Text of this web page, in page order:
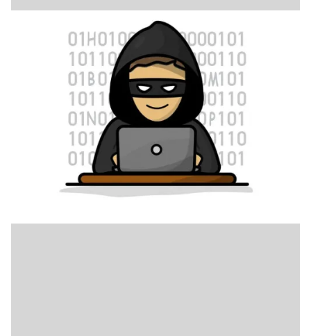
Cyber Tip van uw Cyberambassadeur
In een wereld die steeds digitaler wordt willen we graag met
iedereen verbonden zijn. Een mailtje naar een kennis, een
whatsappje naar familie of berichten lezen op internet. Maar dat
gaat niet altijd goed. Digitale criminaliteit, oftewel cybercrime,
komt steeds vaker voor. De enorme vooruitgang met AI maakt
het voor ons nog moeilijker om het één en ander te herkennen
en de waarheid van nep te onderscheiden.